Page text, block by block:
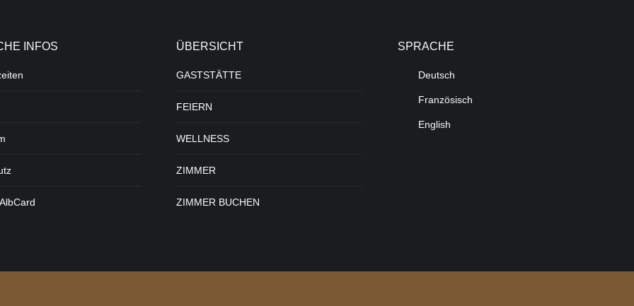
INFOS ÜBERSICHT
GASTSTÄTTE
FEIERN
WELLNESS
ZIMMER
ZIMMER BUCHEN
SPRACHE
Deutsch
Französisch
English